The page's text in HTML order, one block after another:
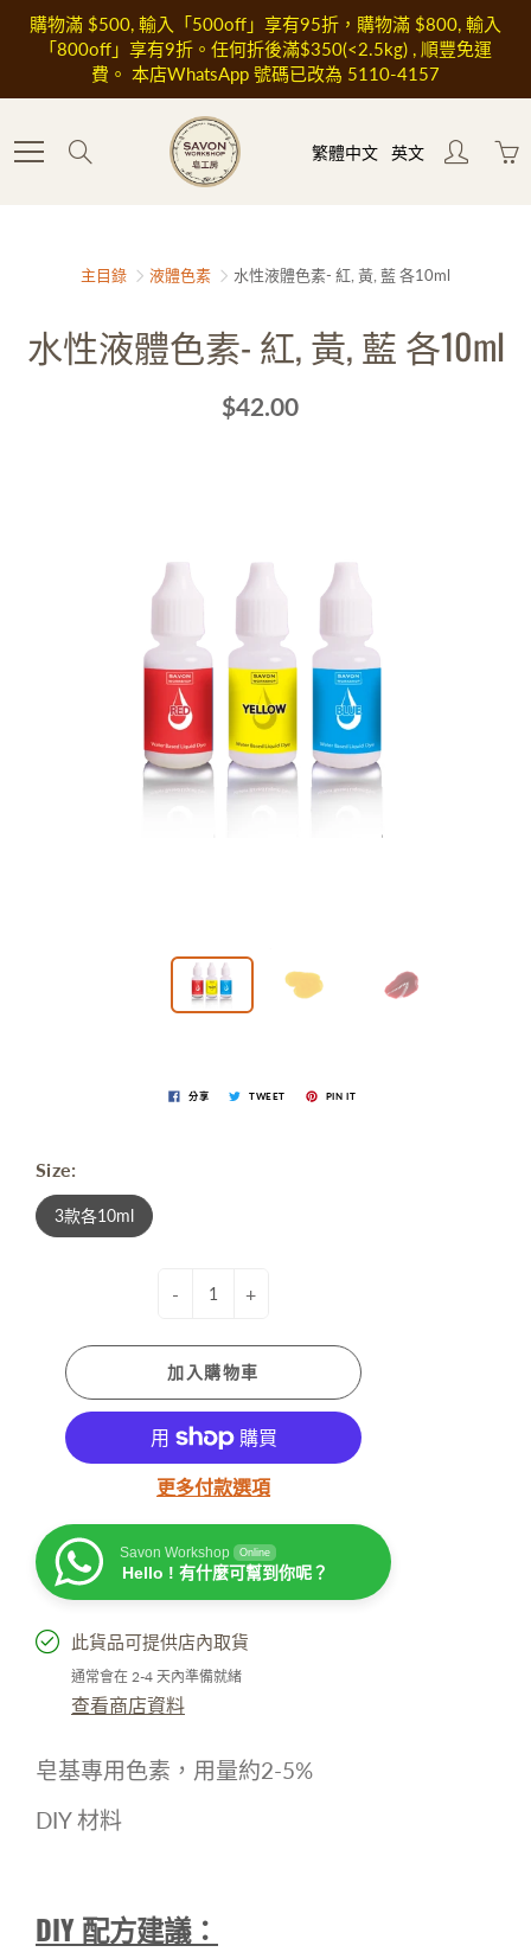
Skip
Content
購物滿 $500, 輸入「500off」享有95折，購物滿 $800, 輸入
「800off」享有9折。任何折後滿$350(<2.5kg) , 順豐免運
費。 本店WhatsApp 號碼已改為 5110-4157
繁體中文 英文
主目錄 液體色素 水性液體色素- 紅, 黃, 藍 各10ml
水性液體色素- 紅, 黃, 藍 各10ml
$42.00
分享 TWEET PIN IT
Size:
3款各10ml
- +
加入購物車
更多付款選項
Savon Workshop Online
Hello ! 有什麼可幫到你呢？
此貨品可提供店內取貨
通常會在 2-4 天內準備就緒
查看商店資料
皂基專用色素，用量約2-5%
DIY 材料
DIY 配方建議：